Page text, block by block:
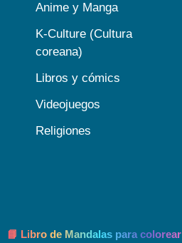
Anime y Manga
K-Culture (Cultura
coreana)
Libros y cómics
Videojuegos
Religiones
📘 Libro de Mandalas para colorear